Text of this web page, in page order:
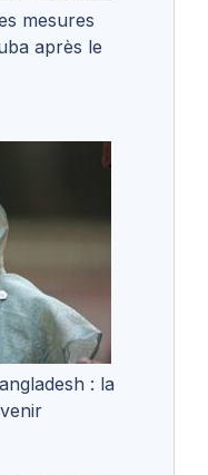
mesures
après le
: la